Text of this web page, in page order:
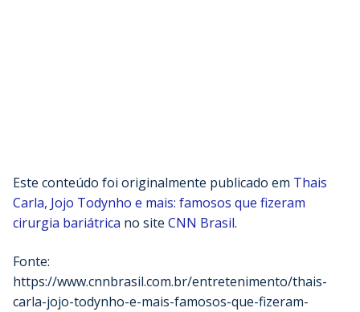
Este conteúdo foi originalmente publicado em Thais
Carla, Jojo Todynho e mais: famosos que fizeram
cirurgia bariátrica no site CNN Brasil.
Fonte:
https://www.cnnbrasil.com.br/entretenimento/thais-
carla-jojo-todynho-e-mais-famosos-que-fizeram-